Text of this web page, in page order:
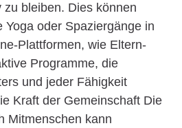
zu bleiben. Dies können
Yoga oder Spaziergänge in
Plattformen, wie Eltern-
Programme, die
und jeder Fähigkeit
Kraft der Gemeinschaft Die
Mitmenschen kann